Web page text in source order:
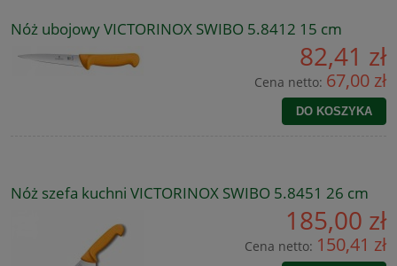
Nóż ubojowy VICTORINOX SWIBO 5.8412 15 cm
82,41 zł
Cena netto: 67,00 zł
DO KOSZYKA
Nóż szefa kuchni VICTORINOX SWIBO 5.8451 26 cm
185,00 zł
Cena netto: 150,41 zł